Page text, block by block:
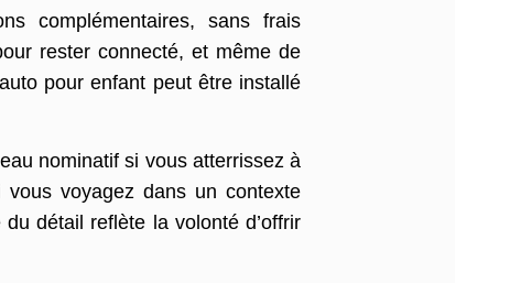
complémentaires, sans frais
rester connecté, et même de
pour enfant peut être installé
nominatif si vous atterrissez à
voyagez dans un contexte
détail reflète la volonté d’offrir